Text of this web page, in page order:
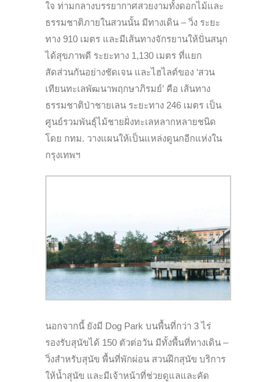
ใจ ท่ามกลางบรรยากาศสวยงามทั้งดอกไม้และ
ธรรมชาติภายในสวนนั้น มีทางเดิน – วิ่ง ระยะ
ทาง 910 เมตร และมีเส้นทางจักรยานให้ปั่นสนุก
ได้สุขภาพดี ระยะทาง 1,130 เมตร ที่แยก
สัดส่วนกันอย่างชัดเจน และไฮไลต์ของ ‘สวน
เทียนทะเลพัฒนาพฤกษาภิรมย์’ คือ เส้นทาง
ธรรมชาติป่าชายเลน ระยะทาง 246 เมตร เป็น
ศูนย์รวมพันธุ์ไม้ชายฝั่งทะเลหลากหลายชนิด
โดย กทม. วางแผนให้เป็นแหล่งดูนกอีกแห่งใน
กรุงเทพฯ
นอกจากนี้ ยังมี Dog Park บนพื้นที่กว่า 3 ไร่
รองรับสุนัขได้ 150 ตัวต่อวัน มีทั้งพื้นที่ทางเดิน –
วิ่งสำหรับสุนัข พื้นที่พักผ่อน สวนฝึกสุนัข บริการ
ให้น้ำสุนัข และมีเจ้าหน้าที่ช่วยดูแลและคัด